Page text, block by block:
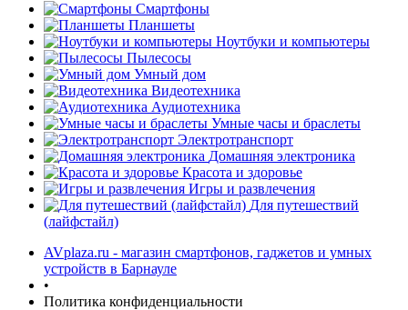
Смартфоны
Планшеты
Ноутбуки и компьютеры
Пылесосы
Умный дом
Видеотехника
Аудиотехника
Умные часы и браслеты
Электротранспорт
Домашняя электроника
Красота и здоровье
Игры и развлечения
Для путешествий
(лайфстайл)
AVplaza.ru - магазин смартфонов, гаджетов и умных
устройств в Барнауле
•
Политика конфиденциальности